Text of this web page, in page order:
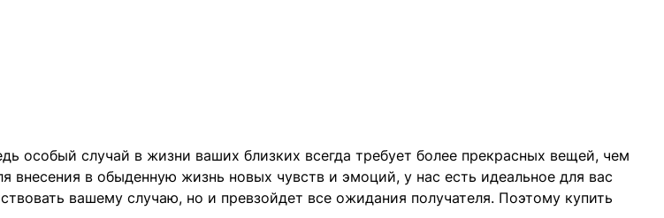
особый случай в жизни ваших близких всегда требует более прекрасных вещей, чем
в обыденную жизнь новых чувств и эмоций, у нас есть идеальное для вас
вашему случаю, но и превзойдет все ожидания получателя. Поэтому купить